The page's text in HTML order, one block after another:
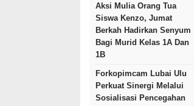
Aksi Mulia Orang Tua
Siswa Kenzo, Jumat
Berkah Hadirkan Senyum
Bagi Murid Kelas 1A Dan
1B
Forkopimcam Lubai Ulu
Perkuat Sinergi Melalui
Sosialisasi Pencegahan